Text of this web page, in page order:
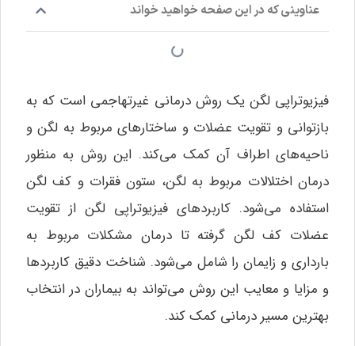
عناوینی که در این صفحه خواهید خواند
فیزیوتراپی لگن یک روش درمانی غیرتهاجمی است که به
بازتوانی و تقویت عضلات و ساختارهای مربوط به لگن و
ناحیه‌های اطراف آن کمک می‌کند. این روش به منظور
درمان اختلالات مربوط به لگن، ستون فقرات و کف لگن
استفاده می‌شود. کاربردهای فیزیوتراپی لگن از تقویت
عضلات کف لگن گرفته تا درمان مشکلات مربوط به
بارداری و زایمان را شامل می‌شود. شناخت دقیق کاربردها
و مزایا و معایب این روش می‌تواند به بیماران در انتخاب
بهترین مسیر درمانی کمک کند.